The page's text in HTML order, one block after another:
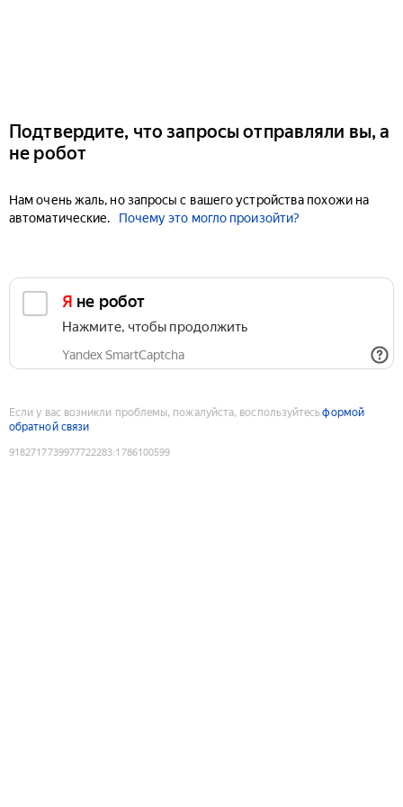
Подтвердите, что запросы отправляли вы, а
не робот
Нам очень жаль, но запросы с вашего устройства похожи на
автоматические.
Почему это могло произойти?
Я не робот
Нажмите, чтобы продолжить
Yandex SmartCaptcha
Если у вас возникли проблемы, пожалуйста, воспользуйтесьформой
обратной связи
9182717739977722283:1786100599